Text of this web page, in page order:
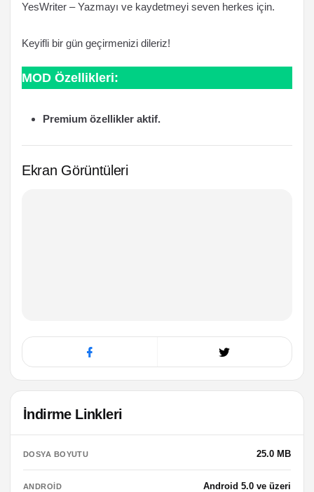
YesWriter – Yazmayı ve kaydetmeyi seven herkes için.
Keyifli bir gün geçirmenizi dileriz!
MOD Özellikleri:
Premium özellikler aktif.
Ekran Görüntüleri
İndirme Linkleri
DOSYA BOYUTU 25.0 MB
ANDROID Android 5.0 ve üzeri